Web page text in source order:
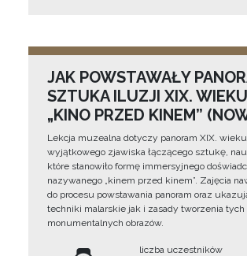
JAK POWSTAWAŁY
SZTUKA ILUZJI XIX.
„KINO PRZED KINEM”
Lekcja muzealna dotyczy panoram XIX.
wyjątkowego zjawiska łączącego sztukę,
które stanowiło formę immersyjnego
nazywanego „kinem przed kinem”. Zajęcia
do procesu powstawania panoram oraz
techniki malarskie jak i zasady tworzenia tych
monumentalnych obrazów.
liczba uczestników